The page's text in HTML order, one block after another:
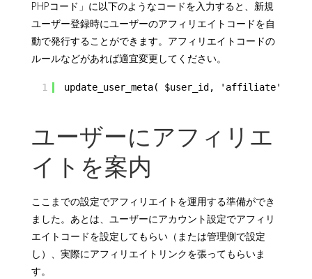
PHPコード」に以下のようなコードを入力すると、新規
ユーザー登録時にユーザーのアフィリエイトコードを自
動で発行することができます。アフィリエイトコードの
ルールなどがあれば適宜変更してください。
1 update_user_meta( $user_id, 'affiliate',
ユーザーにアフィリエ
イトを案内
ここまでの設定でアフィリエイトを運用する準備ができ
ました。あとは、ユーザーにアカウント設定でアフィリ
エイトコードを設定してもらい（または管理側で設定
し）、実際にアフィリエイトリンクを張ってもらいま
す。